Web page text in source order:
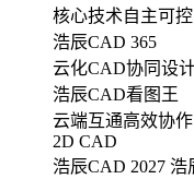
核心技术自主可
浩辰CAD 365
云化CAD协同设
浩辰CAD看图王
云端互通高效协
2D CAD
浩辰CAD 2027 浩